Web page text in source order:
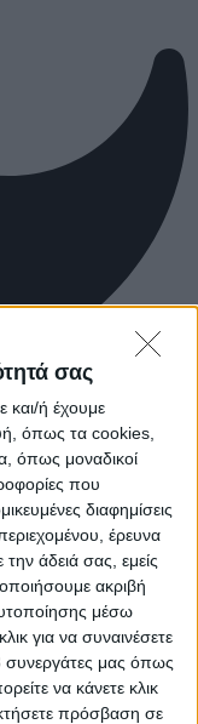
σας
και/ή έχουμε
όπως τα cookies,
όπως μοναδικοί
που
διαφημίσεις
έρευνα
την άδειά σας, εμείς
ακριβή
μέσω
για να συναινέσετε
συνεργάτες μας όπως
να κάνετε κλικ
πρόσβαση σε